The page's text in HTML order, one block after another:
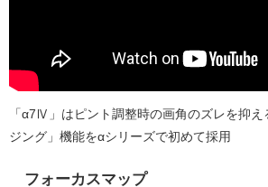
「α7Ⅳ」はピント調整時の画角のズレを抑え
ジング」機能をαシリーズで初めて採用
フォーカスマップ